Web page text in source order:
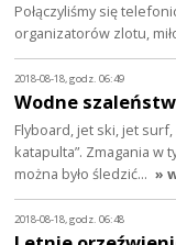
Połączyliśmy się
organizatorów zlotu,
2018-08-18, godz. 06:49
Wodne
Flyboard, jet ski, jet
katapulta”. Zmagania w
można było śledzić… »
2018-08-18, godz. 06:48